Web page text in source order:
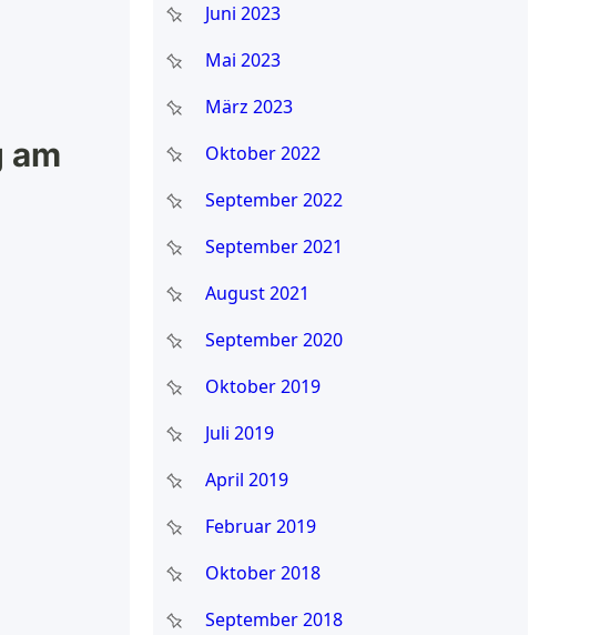
am
Juni 2023
Mai 2023
März 2023
Oktober 2022
September 2022
September 2021
August 2021
September 2020
Oktober 2019
Juli 2019
April 2019
Februar 2019
Oktober 2018
September 2018